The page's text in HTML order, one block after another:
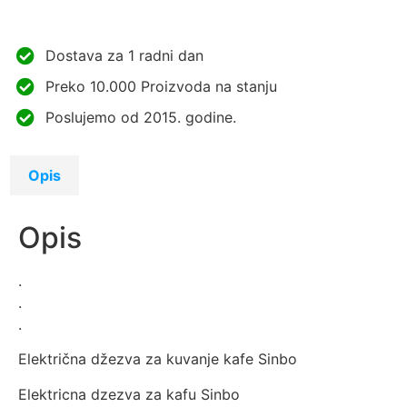
Dostava za 1 radni dan
Preko 10.000 Proizvoda na stanju
Poslujemo od 2015. godine.
Opis
Opis
.
.
.
Električna džezva za kuvanje kafe Sinbo
Elektricna dzezva za kafu Sinbo